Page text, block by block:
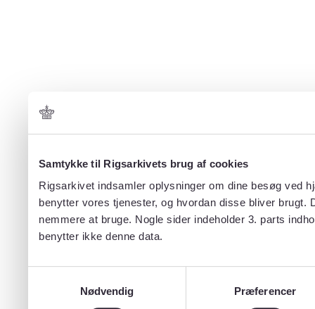
Samtykke til Rigsarkivets brug af cookies
Rigsarkivet indsamler oplysninger om dine besøg ved
benytter vores tjenester, og hvordan disse bliver
nemmere at bruge. Nogle sider indeholder 3. parts
benytter ikke denne data.
Nødvendig
Præferencer